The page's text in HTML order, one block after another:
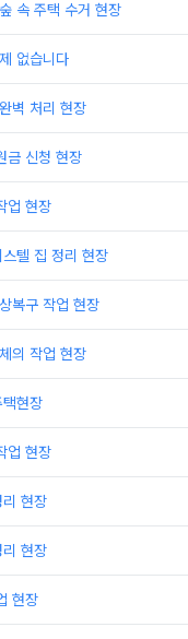
속 주택 수거 현장
없습니다
벽 처리 현장
금 신청 현장
업 현장
텔 집 정리 현장
복구 작업 현장
의 작업 현장
현장
업 현장
현장
현장
현장